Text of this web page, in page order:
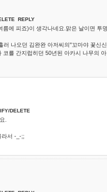
REPLY
에 피죠)이 생각나네요.맑은 날이면 투
러 나오던 김완완 아저씨의"꼬마야 꽃신
를 간지럽히던 50년된 아카시 나무의
DELETE
.
라서 -_-;;